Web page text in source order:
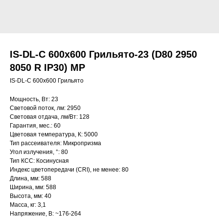
IS-DL-C 600х600 Грильято-23 (D80 2950
8050 R IP30) MP
IS-DL-C 600х600 Грильято
Мощность, Вт: 23
Световой поток, лм: 2950
Световая отдача, лм/Вт: 128
Гарантия, мес.: 60
Цветовая температура, К: 5000
Тип рассеивателя: Микропризма
Угол излучения, °: 80
Тип КСС: Косинусная
Индекс цветопередачи (CRI), не менее: 80
Длина, мм: 588
Ширина, мм: 588
Высота, мм: 40
Масса, кг: 3,1
Напряжение, В: ~176-264